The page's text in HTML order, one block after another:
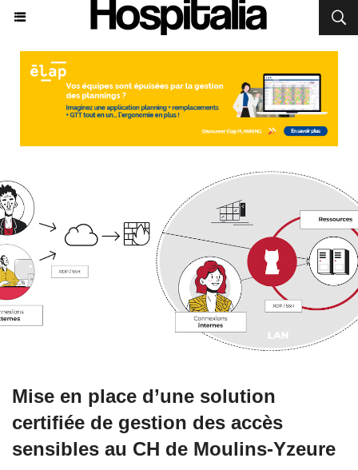
Mise en place d’une solution
certifiée de gestion des accès
sensibles au CH de Moulins-Yzeure